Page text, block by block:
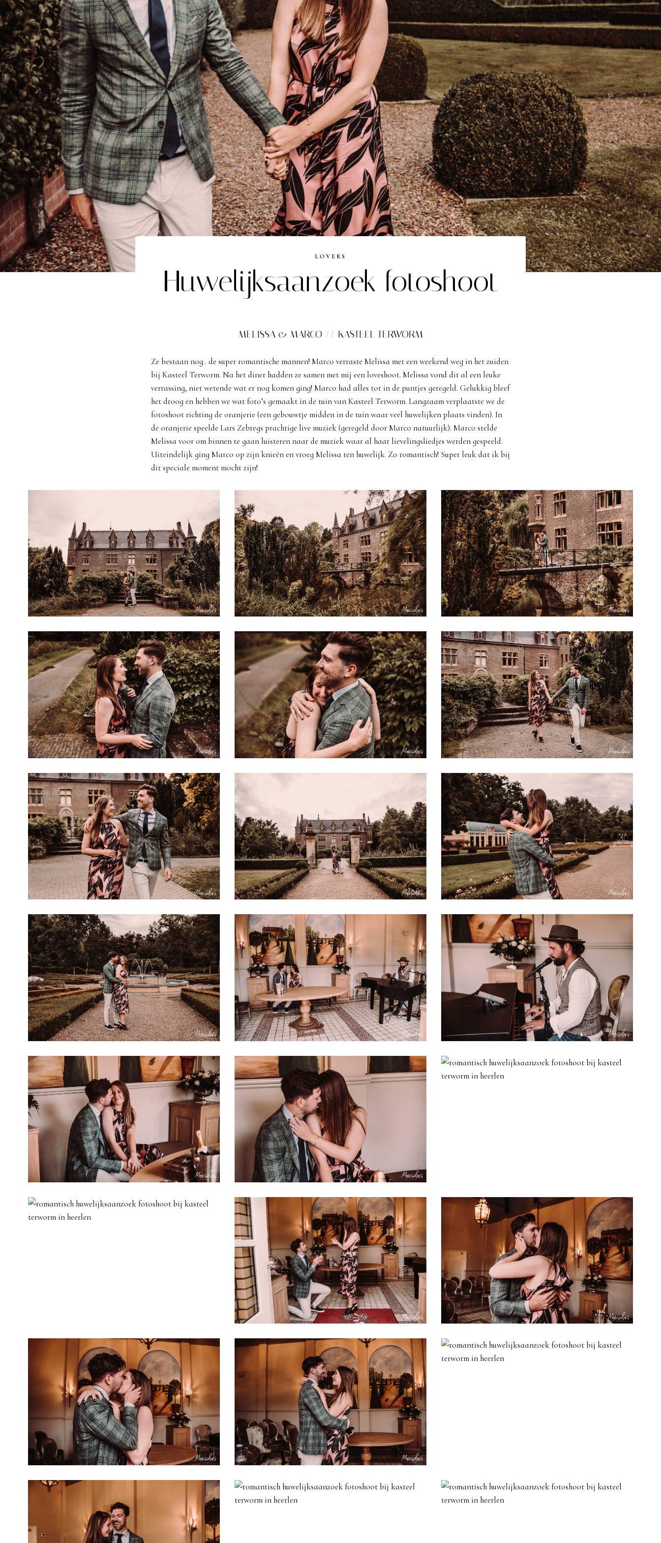
LOVERS
Huwelijksaanzoek fotoshoot
MELISSA & MARCO // KASTEEL TERWORM
Ze bestaan nog.. de super romantische mannen! Marco verraste Melissa met een weekend weg in het zuiden
bij Kasteel Terworm. Na het diner hadden ze samen met mij een loveshoot. Melissa vond dit al een leuke
verrassing, niet wetende wat er nog komen ging! Marco had alles tot in de puntjes geregeld. Gelukkig bleef
het droog en hebben we wat foto’s gemaakt in de tuin van Kasteel Terworm. Langzaam verplaatste we de
fotoshoot richting de oranjerie (een gebouwtje midden in de tuin waar veel huwelijken plaats vinden). In
de oranjerie speelde Lars Zebregs prachtige live muziek (geregeld door Marco natuurlijk). Marco stelde
Melissa voor om binnen te gaan luisteren naar de muziek waar al haar lievelingsliedjes werden gespeeld.
Uiteindelijk ging Marco op zijn knieën en vroeg Melissa ten huwelijk. Zo romantisch! Super leuk dat ik bij
dit speciale moment mocht zijn!